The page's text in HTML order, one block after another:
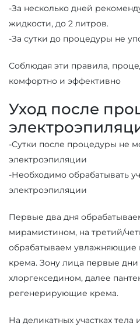
-За несколько дней
жидкости, до 2 литров.
-За сутки до процедуры не
Соблюдая эти правила,
комфортно и эффективно
Уход после
-Сутки после процедуры не
электроэпиляции
-Необходимо обрабатывать
электроэпиляции
Первые два дня
мирамистином, на третий/
обрабатываем увлажняющие
крема. Зону лица первые
хлоргекседином, далее
регенерирующие крема.
На деликатных участках